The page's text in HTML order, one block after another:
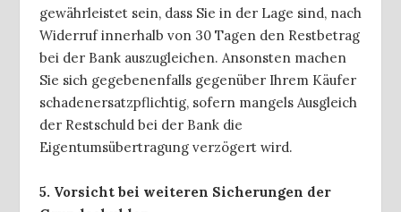
gewährleistet sein, dass Sie in der Lage sind, nach
Widerruf innerhalb von 30 Tagen den Restbetrag
bei der Bank auszugleichen. Ansonsten machen
Sie sich gegebenenfalls gegenüber Ihrem Käufer
schadenersatzpflichtig, sofern mangels Ausgleich
der Restschuld bei der Bank die
Eigentumsübertragung verzögert wird.
5. Vorsicht bei weiteren Sicherungen der